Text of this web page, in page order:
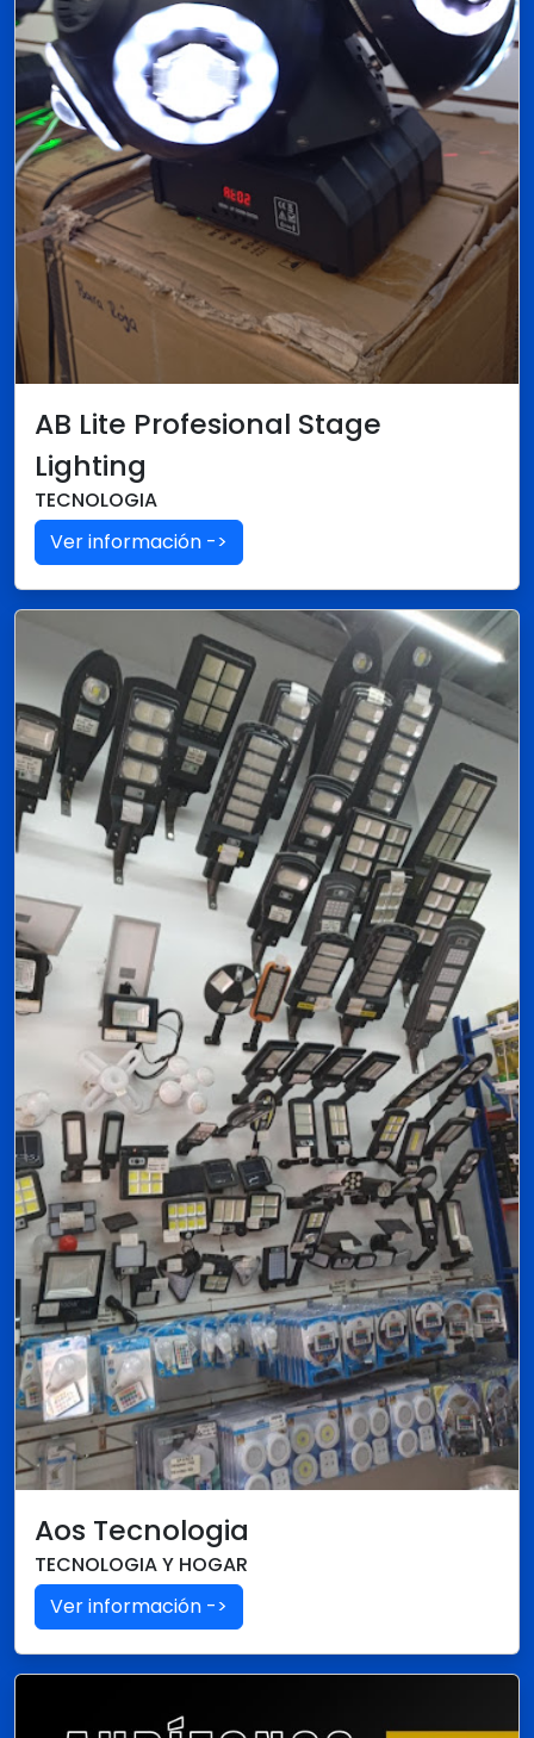
AB Lite Profesional Stage
Lighting
TECNOLOGIA
Ver información ->
Aos Tecnologia
TECNOLOGIA Y HOGAR
Ver información ->